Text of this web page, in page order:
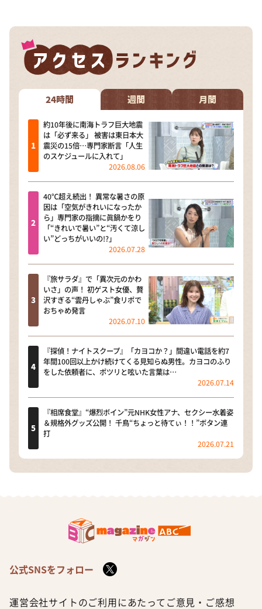
24時間 週間 月間
約10年後に南海トラフ巨大地震
は「必ず来る」 被害は東日本大
震災の15倍…専門家断言「人生
のスケジュールに入れて」
2026.08.06
40℃超え続出！ 異常な暑さの原
因は「空気がきれいになったか
ら」専門家の指摘に眞鍋かをり
「“きれいで暑い”と“汚くて涼し
い”どっちがいいの!?」
2026.07.28
『旅サラダ』で「異次元のかわ
いさ」の声！ 初ゲスト女優、贅
沢すぎる“雲丹しゃぶ”食リポで
おちゃめ発言
2026.07.10
『探偵！ナイトスクープ』「カヨコか？」間違い電話を約7
年間100回以上かけ続けてくる見知らぬ男性。カヨコのふり
をした依頼者に、ポツリと呟いた言葉は…
2026.07.14
『相席食堂』“爆烈ボイン”元NHK女性アナ、セクシー水着姿
＆規格外グッズ公開！ 千鳥“ちょっと待てぃ！！”ボタン連
打
2026.07.21
公式SNSをフォロー
運営会社サイトのご利用にあたって ご意見・ご感想